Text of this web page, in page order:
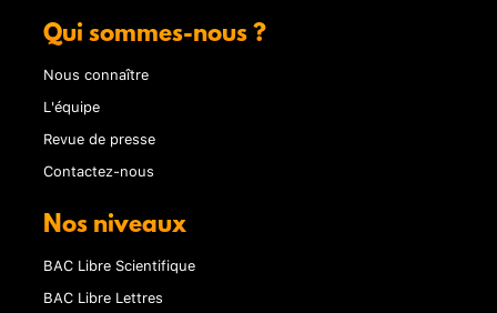
Qui sommes-nous ?
Nous connaître
L'équipe
Revue de presse
Contactez-nous
Nos niveaux
BAC Libre Scientifique
BAC Libre Lettres